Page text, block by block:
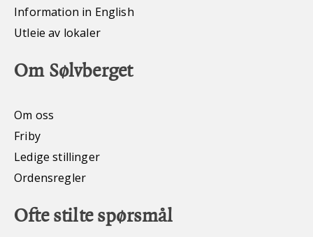
Information in English
Utleie av lokaler
Om Sølvberget
Om oss
Friby
Ledige stillinger
Ordensregler
Ofte stilte spørsmål